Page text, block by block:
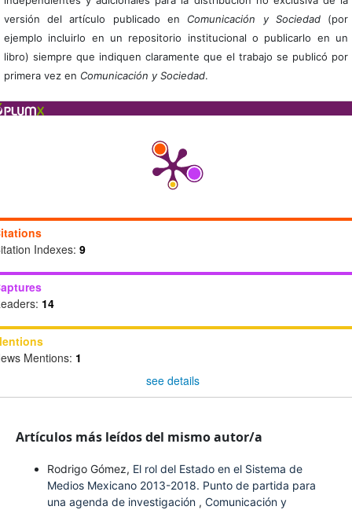
versión del artículo publicado en Comunicación y Sociedad(por
ejemplo incluirlo en un repositorio institucional o publicarlo en un
libro) siempre que indiquen claramente que el trabajo se publicó por
primera vez en Comunicación y Sociedad.
Indexes: 9
14
Mentions: 1
see details
Artículos más leídos del mismo autor/a
Rodrigo Gómez, El rol del Estado en el Sistema de
Medios Mexicano 2013-2018. Punto de partida para
una agenda de investigación , Comunicación y